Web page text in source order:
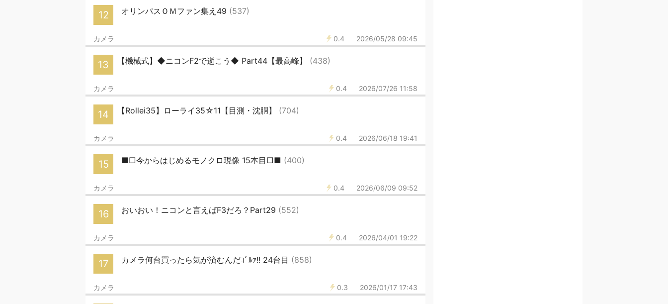
12 オリンパスＯＭファン集え49 (537)
0.4 2026/05/28 09:45
カメラ
13 【機械式】◆ニコンF2で逝こう◆ Part44【最高峰】 (438)
0.4 2026/07/26 11:58
カメラ
14 【Rollei35】ローライ35☆11【目測・沈胴】 (704)
0.4 2026/06/18 19:41
カメラ
15 ■□今からはじめるモノクロ現像 15本目□■ (400)
0.4 2026/06/09 09:52
カメラ
16 おいおい！ニコンと言えばF3だろ？Part29 (552)
0.4 2026/04/01 19:22
カメラ
17 カメラ何台買ったら気が済むんだｺﾞﾙｧ!! 24台目 (858)
0.3 2026/01/17 17:43
カメラ